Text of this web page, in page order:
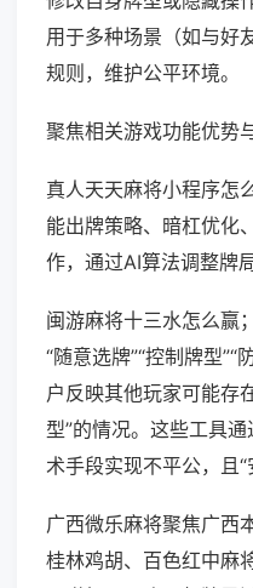
用于多种场景（如与好
规则，维护公平环境。
聚焦相关游戏功能优势
真人天天麻将小程序怎
能出牌策略、暗杠优化
作，通过AI算法调整牌
闽游麻将十三水怎么赢
“随意选牌”“控制牌型”“
户反映其他玩家可能存
型”的情况。这些工具
术手段实现不平公，且“
广西微乐麻将聚焦广西
桂林鸡胡、百色红中麻